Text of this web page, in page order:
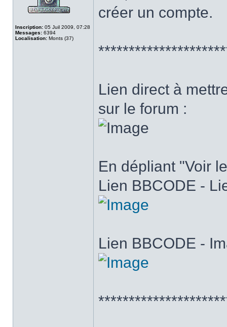
Inscription: 05 Juil 2009, 07:28
Messages: 6394
Localisation: Monts (37)
créer un compte.
Lien direct à
sur le forum :
En dépliant "Voir
Lien BBCODE -
Lien BBCODE -